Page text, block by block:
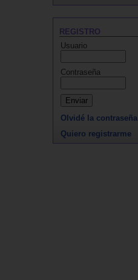
REGISTRO
Usuario
Contraseña
Olvidé la contraseña
Quiero registrarme